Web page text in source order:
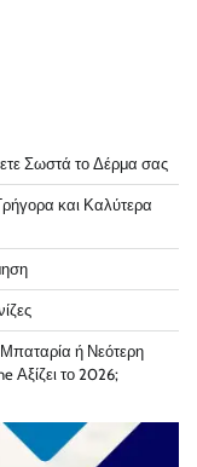
Σωστά το Δέρμα σας
και Καλύτερα
ή Νεότερη
Αξίζει το 2026;